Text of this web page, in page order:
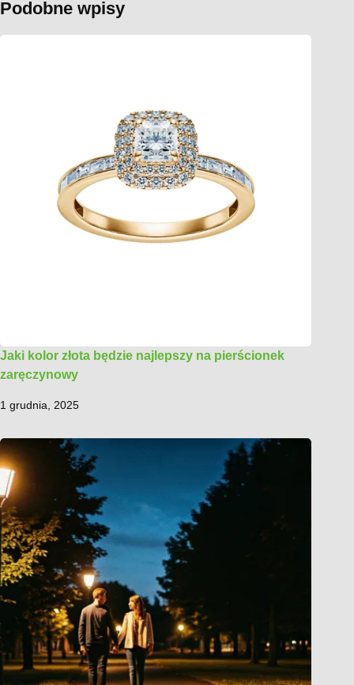
Podobne wpisy
Jaki kolor złota będzie najlepszy na pierścionek
zaręczynowy
1 grudnia, 2025